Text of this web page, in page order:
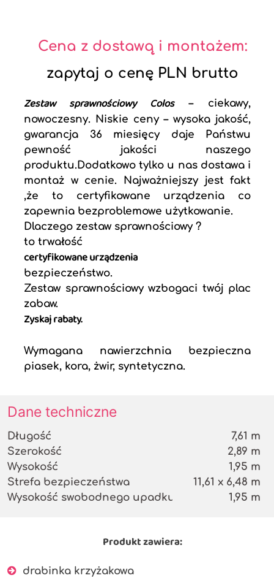
Cena z dostawą i montażem:
zapytaj o cenę PLN brutto
Zestaw sprawnościowy Colos– ciekawy,
nowoczesny. Niskie ceny – wysoka jakość,
gwarancja 36 miesięcy daje Państwu
pewność jakości naszego
produktu.Dodatkowo tylko u nas dostawa i
montaż w cenie. Najważniejszy jest fakt
,że to certyfikowane urządzenia co
zapewnia bezproblemowe użytkowanie.
Dlaczego zestaw sprawnościowy ?
to trwałość
certyfikowane urządzenia
bezpieczeństwo.
Zestaw sprawnościowy wzbogaci twój plac
zabaw.
Zyskaj rabaty.
Wymagana nawierzchnia bezpieczna
piasek, kora, żwir, syntetyczna.
Dane techniczne
Długość
Szerokość
Wysokość
Strefa bezpieczeństwa
Wysokość swobodnego upadku
7,61 m
2,89 m
1,95 m
11,61 x 6,48 m
1,95 m
Produkt zawiera:
drabinka krzyżakowa